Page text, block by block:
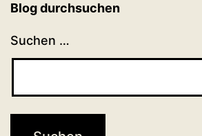
Blog durchsuchen
Suchen …